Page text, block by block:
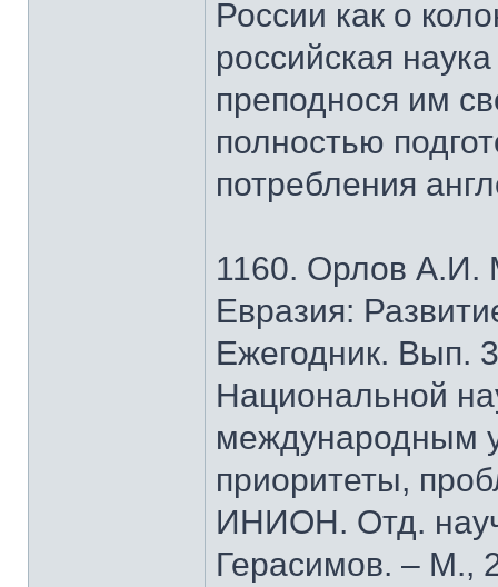
России как о
российская
преподнося им
полностью
потребления
1160. Орлов А.И.
Евразия:
Ежегодник. Вып.
Национальной
международным
приоритеты,
ИНИОН. Отд.
Герасимов. – М.,